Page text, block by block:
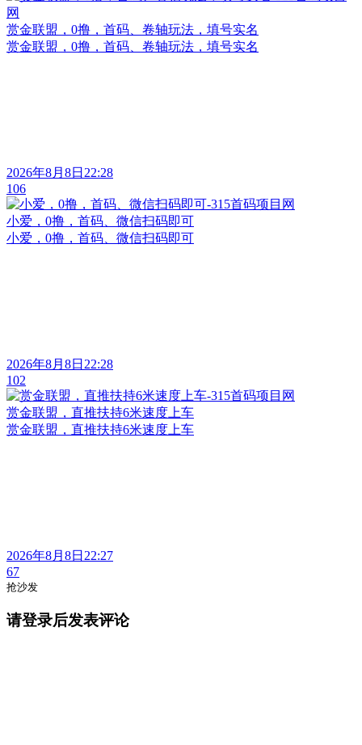
赏金联盟，0撸，首码、卷轴玩法，填号实名
赏金联盟，0撸，首码、卷轴玩法，填号实名
2026年8月8日22:28
106
小爱，0撸，首码、微信扫码即可
小爱，0撸，首码、微信扫码即可
2026年8月8日22:28
102
赏金联盟，直推扶持6米速度上车
赏金联盟，直推扶持6米速度上车
2026年8月8日22:27
67
抢沙发
请登录后发表评论